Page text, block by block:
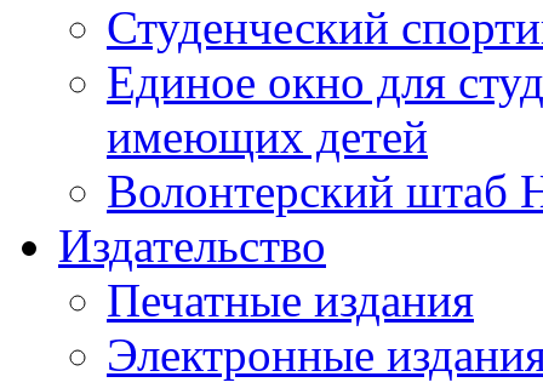
Студенческий
Единое окно для
имеющих детей
Волонтерский штаб
Издательство
Печатные издания
Электронные